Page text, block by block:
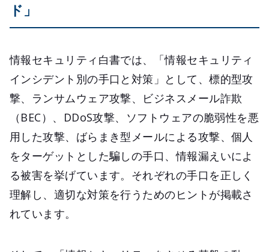
ド」
情報セキュリティ白書では、「情報セキュリティ
インシデント別の手口と対策」として、標的型攻
撃、ランサムウェア攻撃、ビジネスメール詐欺
（BEC）、DDoS攻撃、ソフトウェアの脆弱性を悪
用した攻撃、ばらまき型メールによる攻撃、個人
をターゲットとした騙しの手口、情報漏えいによ
る被害を挙げています。それぞれの手口を正しく
理解し、適切な対策を行うためのヒントが掲載さ
れています。